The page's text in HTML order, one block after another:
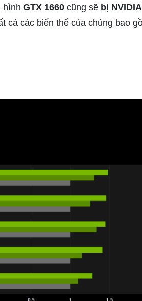
hình GTX 1660 cũng sẽ bị
cả các biến thể của chúng bao